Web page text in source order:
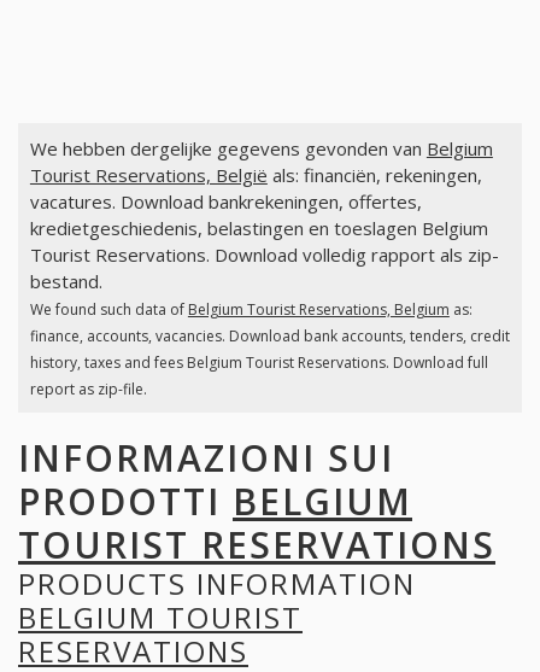
We hebben dergelijke gegevens gevonden van Belgium
Tourist Reservations, België als: financiën, rekeningen,
vacatures. Download bankrekeningen, offertes,
kredietgeschiedenis, belastingen en toeslagen Belgium
Tourist Reservations. Download volledig rapport als zip-
bestand.
We found such data of Belgium Tourist Reservations, Belgium as:
finance, accounts, vacancies. Download bank accounts, tenders, credit
history, taxes and fees Belgium Tourist Reservations. Download full
report as zip-file.
INFORMAZIONI SUI
PRODOTTI BELGIUM
TOURIST RESERVATIONS
PRODUCTS INFORMATION
BELGIUM TOURIST
RESERVATIONS